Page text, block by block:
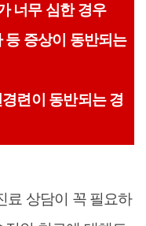
너무 심한 경우
등 증상이 동반되는
련이 동반되는 경
료 상담이 꼭 필요하